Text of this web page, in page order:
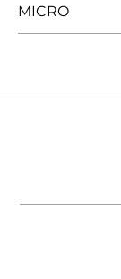
MICRO